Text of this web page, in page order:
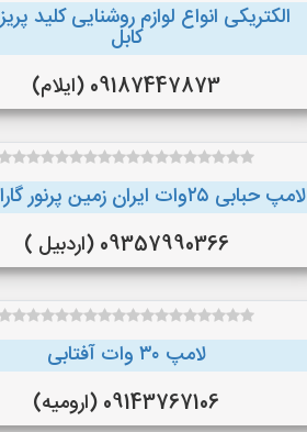
الکتریکی انواع لوازم روشنایی کلید
کابل
09187447873 (ایلام)
لامپ حبابی ۲۵وات ایران زمین پرنور گارانتی دار
09357990366 (اردبیل )
لامپ ۳۰ وات آفتابی
09143767106 (ارومیه)